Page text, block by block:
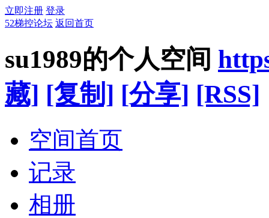
立即注册 登录
52梯控论坛 返回首页
su1989的个人空间
藏] [复制] [分享] [RSS]
空间首页
记录
相册